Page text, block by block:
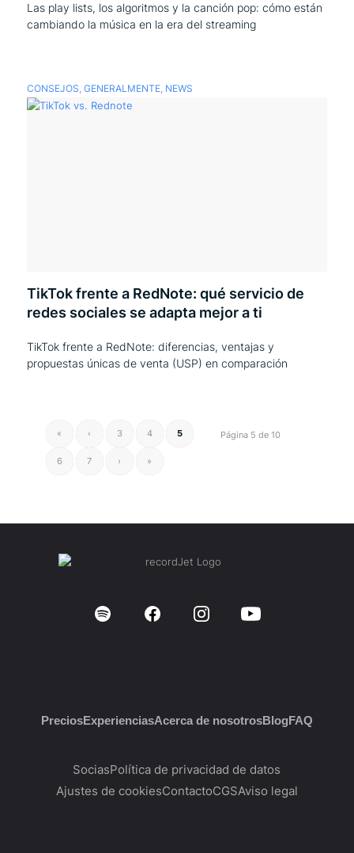
Las play lists, los algoritmos y la canción pop: cómo están
cambiando la música en la era del streaming
CONSEJOS, GENERALMENTE, NEWS
TikTok frente a RedNote: qué servicio de
redes sociales se adapta mejor a ti
TikTok frente a RedNote: diferencias, ventajas y
propuestas únicas de venta (USP) en comparación
Página 5 de 10
« ‹ 3 4 5
6 7 › »
PreciosExperienciasAcerca de nosotrosBlogFAQ
SociasPolítica de privacidad de datos
Ajustes de cookiesContactoCGSAviso legal